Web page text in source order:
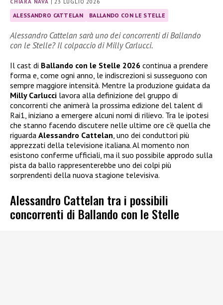
CHIARA NAVA |23 LUGLIO 2026
ALESSANDRO CATTELAN BALLANDO CON LE STELLE
Alessandro Cattelan sarà uno dei concorrenti di Ballando
con le Stelle? Il colpaccio di Milly Carlucci.
Il cast di Ballando con le Stelle 2026 continua a prendere
forma e, come ogni anno, le indiscrezioni si susseguono con
sempre maggiore intensità. Mentre la produzione guidata da
Milly Carlucci lavora alla definizione del gruppo di
concorrenti che animerà la prossima edizione del talent di
Rai1, iniziano a emergere alcuni nomi di rilievo. Tra le ipotesi
che stanno facendo discutere nelle ultime ore c’è quella che
riguarda Alessandro Cattelan , uno dei conduttori più
apprezzati della televisione italiana. Al momento non
esistono conferme ufficiali, ma il suo possibile approdo sulla
pista da ballo rappresenterebbe uno dei colpi più
sorprendenti della nuova stagione televisiva.
Alessandro Cattelan tra i possibili
concorrenti di Ballando con le Stelle